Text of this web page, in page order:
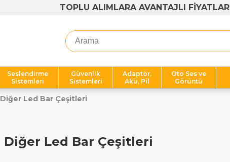
TOPLU ALIMLARA AVANTAJLI FİYATLAR
Seslendirme
Sistemleri
Güvenlik
Sistemleri
Adaptör,
Akü, Pil
Oto Ses ve
Görüntü
Diğer Led Bar Çeşitleri
Diğer Led Bar Çeşitleri